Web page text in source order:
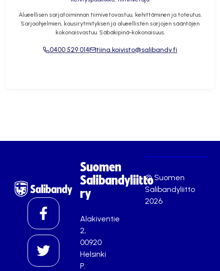
Alueellisen sarjatoiminnan tiimivetovastuu, kehittäminen ja toteutus.
Sarjaohjelmien, kausirytmityksen ja alueellisten sarjojen sääntöjen
kokonaisvastuu. Säbäkipinä-kokonaisuus.
0400 529 014 tiina.koivisto@salibandy.fi
Suomen
Salibandyliitto
ry
Alakiventie
2,
00920
Helsinki
P.
© Suomen
Salibandyliitto
2026